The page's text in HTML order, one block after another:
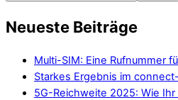
Neueste Beiträge
Multi-SIM: Eine Rufnummer
Starkes Ergebnis im
5G-Reichweite 2025: Wie